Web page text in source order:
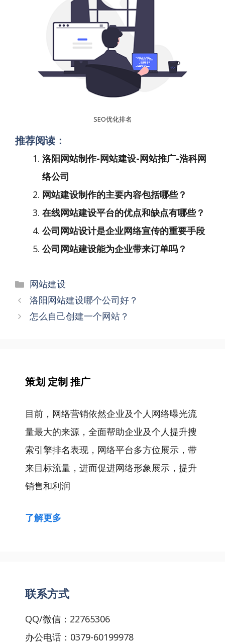
SEO优化排名
推荐阅读：
洛阳网站制作-网站建设-网站推广-浩科网
络公司
网站建设制作的主要内容包括哪些？
在线网站建设平台的优点和缺点有哪些？
公司网站设计是企业网络宣传的重要手段
公司网站建设能为企业带来订单吗？
分
类
网站建设
文
章
洛阳网站建设哪个公司好？
怎么自己创建一个网站？
策划 定制 推广
目前，网络营销依然企业及个人网络曝光流
量最大的来源，全面帮助企业及个人提升搜
索引擎排名表现，网络平台多方位展示，带
来目标流量，进而促进网络形象展示，提升
销售和利润
了解更多
联系方式
QQ/微信：22765306
办公电话：0379-60199978